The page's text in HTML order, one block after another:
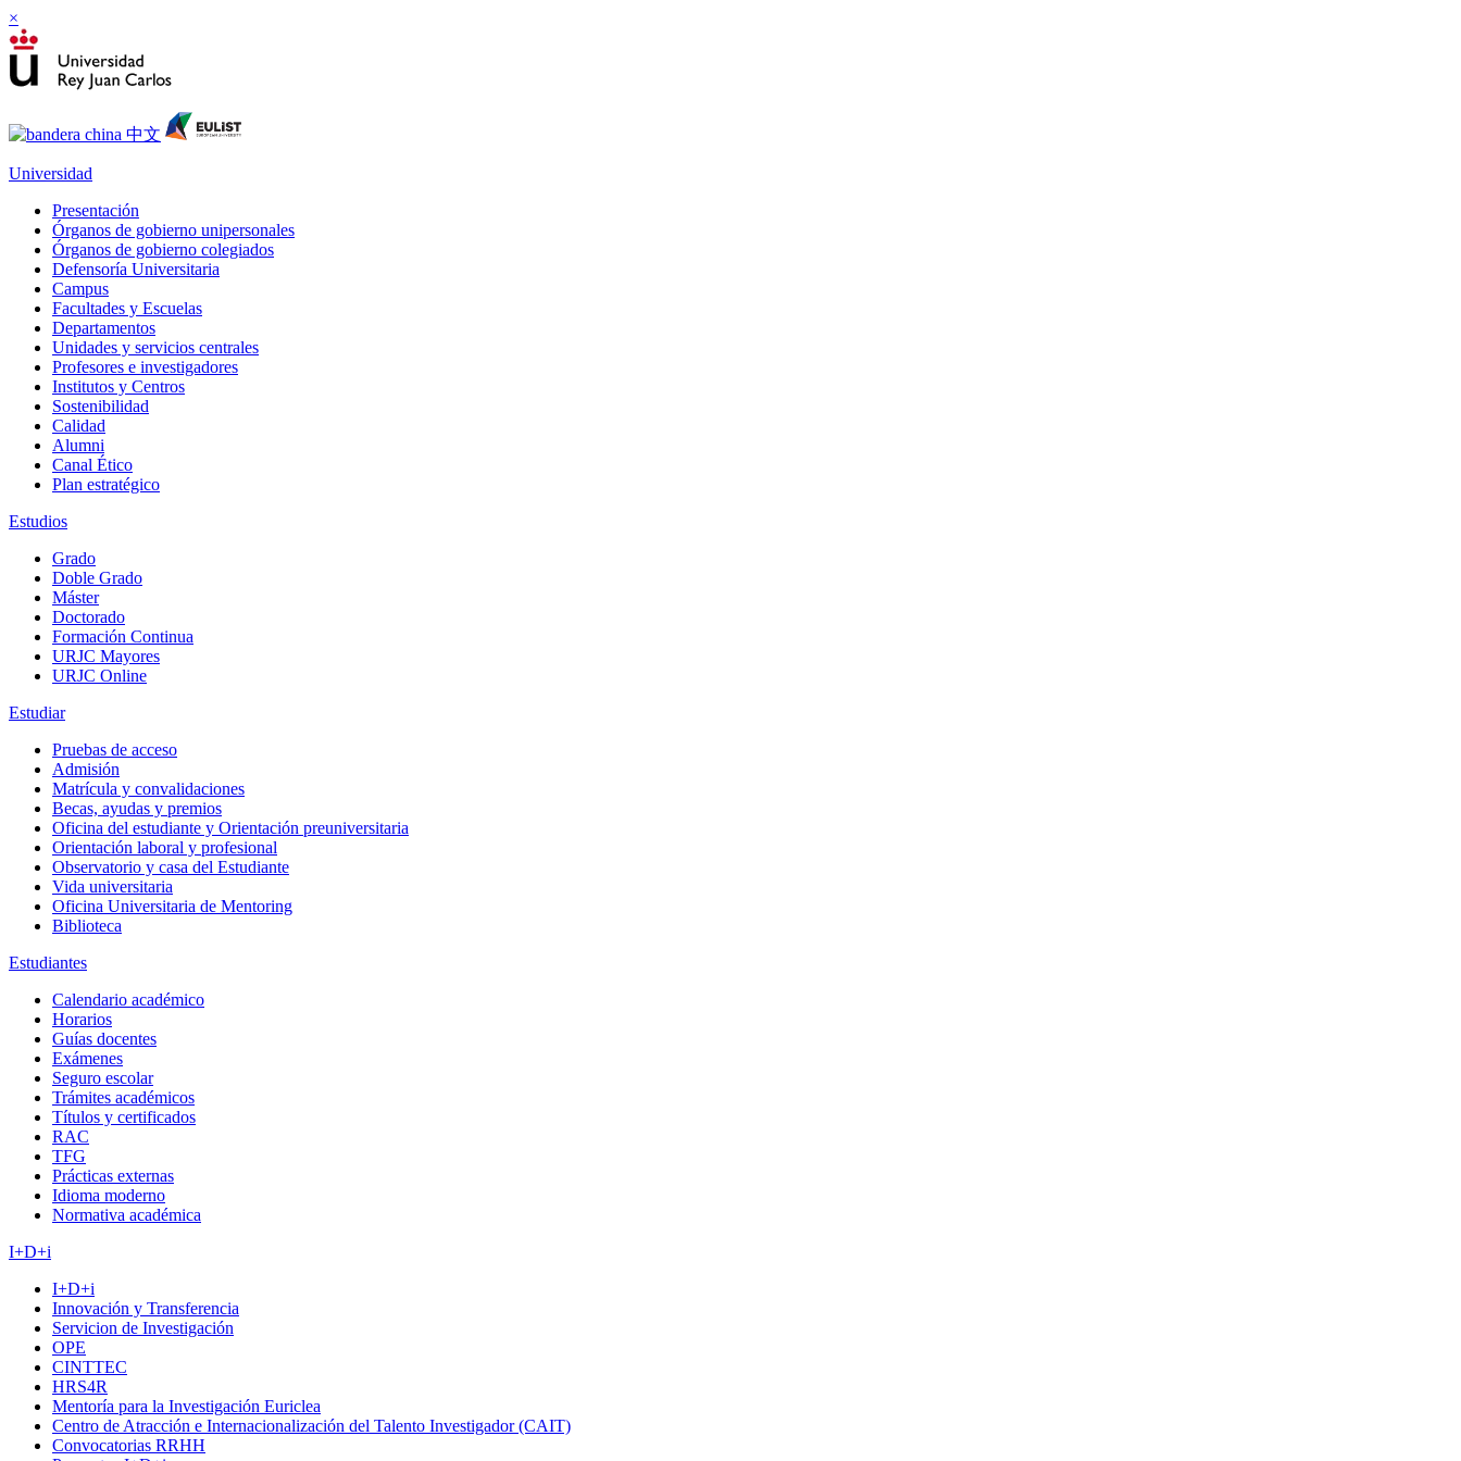
×
Universidad
Presentación
Órganos de gobierno unipersonales
Órganos de gobierno colegiados
Defensoría Universitaria
Campus
Facultades y Escuelas
Departamentos
Unidades y servicios centrales
Profesores e investigadores
Institutos y Centros
Sostenibilidad
Calidad
Alumni
Canal Ético
Plan estratégico
Estudios
Grado
Doble Grado
Máster
Doctorado
Formación Continua
URJC Mayores
URJC Online
Estudiar
Pruebas de acceso
Admisión
Matrícula y convalidaciones
Becas, ayudas y premios
Oficina del estudiante y Orientación preuniversitaria
Orientación laboral y profesional
Observatorio y casa del Estudiante
Vida universitaria
Oficina Universitaria de Mentoring
Biblioteca
Estudiantes
Calendario académico
Horarios
Guías docentes
Exámenes
Seguro escolar
Trámites académicos
Títulos y certificados
RAC
TFG
Prácticas externas
Idioma moderno
Normativa académica
I+D+i
I+D+i
Innovación y Transferencia
Servicion de Investigación
OPE
CINTTEC
HRS4R
Mentoría para la Investigación Euriclea
Centro de Atracción e Internacionalización del Talento Investigador (CAIT)
Convocatorias RRHH